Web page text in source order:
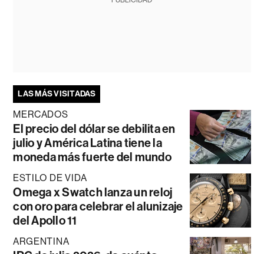
LAS MÁS VISITADAS
MERCADOS
El precio del dólar se debilita en
julio y América Latina tiene la
moneda más fuerte del mundo
ESTILO DE VIDA
Omega x Swatch lanza un reloj
con oro para celebrar el alunizaje
del Apollo 11
ARGENTINA